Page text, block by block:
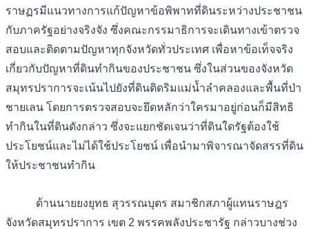
ราษฏรมีแนวทางการแก้ปัญหาข้อพิพาทที่ดินระหว่างประชาชน
กับภาครัฐอย่างจริงจัง ซึ่งคณะกรรมาธิการจะเดินทางเข้าตรวจ
สอบและติดตามปัญหาทุกจังหวัดทั่วประเทศ เพื่อหาข้อเท็จจริง
เกี่ยวกับปัญหาที่ดินทำกินของประชาชน ซึ่งในส่วนของจังหวัด
สมุทรปราการจะเน้นไปยังที่ดินติดริมแม่น้ำลำคลองและพื้นที่ป่า
ชายเลน โดยการตรวจสอบจะยึดหลักว่าใครมาอยู่ก่อนก็มีสิทธิ
ทำกินในที่ดินดังกล่าว ซึ่งจะแยกชัดเจนว่าที่ดินใดรัฐต้องใช้
ประโยชน์และไม่ได้ใช้ประโยชน์ เพื่อนำมาพิจารณาจัดสรรที่ดิน
ให้ประชาชนทำกิน
ด้านนายยงยุทธ สุวรรณบุตร สมาชิกสภาผู้แทนราษฎร
จังหวัดสมุทรปราการ เขต 2 พรรคพลังประชารัฐ กล่าวบางช่วง